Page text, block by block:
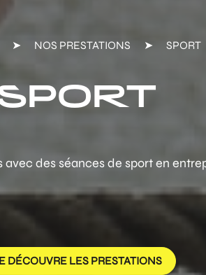
➤ NOS PRESTATIONS ➤ SPORT
des séances de sport en
DÉCOUVRE LES PRESTATIONS